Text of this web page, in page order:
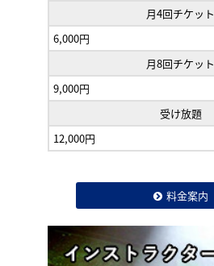
月4回チケット
6,000円
月8回チケット
9,000円
受け放題
12,000円
料金案内